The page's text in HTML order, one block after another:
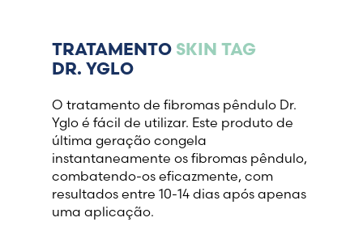
TRATAMENTO SKIN TAG
DR. YGLO
O tratamento de fibromas pêndulo Dr.
Yglo é fácil de utilizar. Este produto de
última geração congela
instantaneamente os fibromas pêndulo,
combatendo-os eficazmente, com
resultados entre 10-14 dias após apenas
uma aplicação.
Finland (Finnish)
Hong Kong (Chinese)
India (Hindi)
Ireland (Irish)